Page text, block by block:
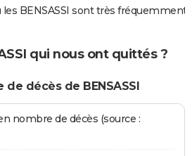
BENSASSI sont très fréquemment
qui nous ont quittés ?
décès de BENSASSI
nombre de décès (source :